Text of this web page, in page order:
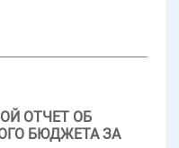
ОТЧЕТ ОБ
БЮДЖЕТА ЗА